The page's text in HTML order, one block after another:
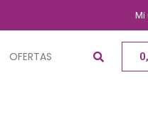
Mi
OFERTAS